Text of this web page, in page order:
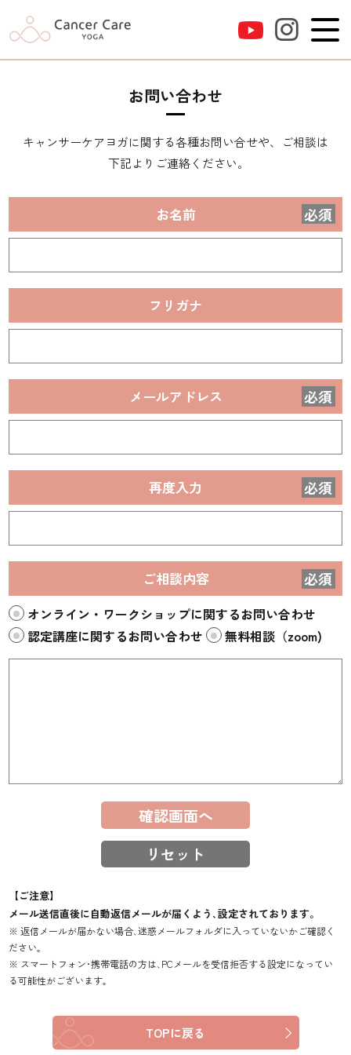
お問い合わせ
キャンサーケアヨガに関する各種お問い合せや、ご相談は
下記よりご連絡ください｡
お名前 必須
フリガナ
メールアドレス 必須
再度入力 必須
ご相談内容 必須
オンライン・ワークショップに関するお問い合わせ
認定講座に関するお問い合わせ
無料相談（zoom)
リセット
【ご注意】
メール送信直後に自動返信メールが届くよう､設定されております｡
※ 返信メールが届かない場合､迷惑メールフォルダに入っていないかご確認く
ださい｡
※ スマートフォン･携帯電話の方は､PCメールを受信拒否する設定になってい
る可能性がございます｡
TOPに戻る